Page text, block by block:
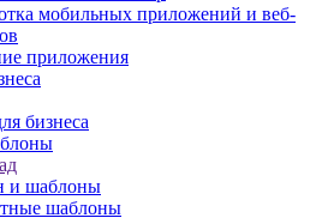
мобильных приложений и веб-
приложения
бизнеса
и шаблоны
шаблоны